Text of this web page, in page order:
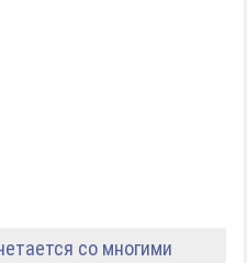
со многими